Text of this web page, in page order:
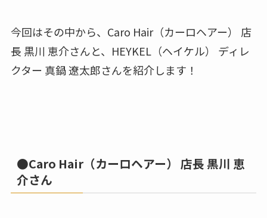
今回はその中から、Caro Hair（カーロヘアー） 店
長 黒川 恵介さんと、HEYKEL（ヘイケル） ディレ
クター 真鍋 遼太郎さんを紹介します！
●Caro Hair（カーロヘアー） 店長 黒川 恵
介さん